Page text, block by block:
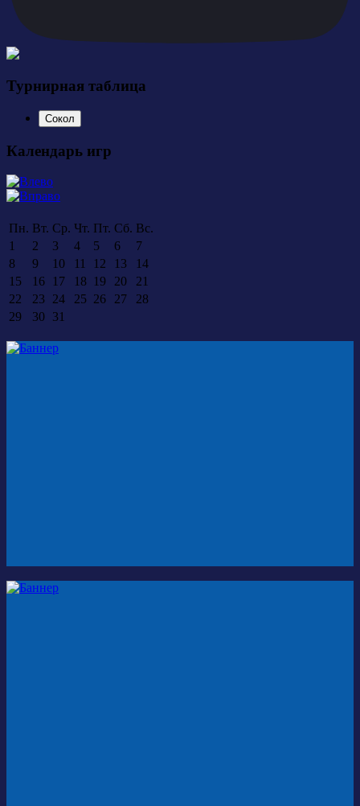
Турнирная таблица
Сокол
Календарь игр
Пн. Вт. Ср. Чт. Пт. Сб. Вс.
1
2 3 4 5 6
7
8
9 10 11 12 13
14
15
16 17 18 19 20
21
22
23 24 25 26 27
28
29
30 31